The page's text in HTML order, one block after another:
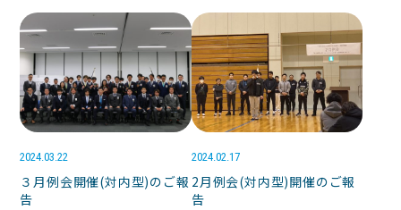
2024.03.22
３月例会開催(対内型)のご報
告
2024.02.17
2月例会(対内型)開催のご報
告